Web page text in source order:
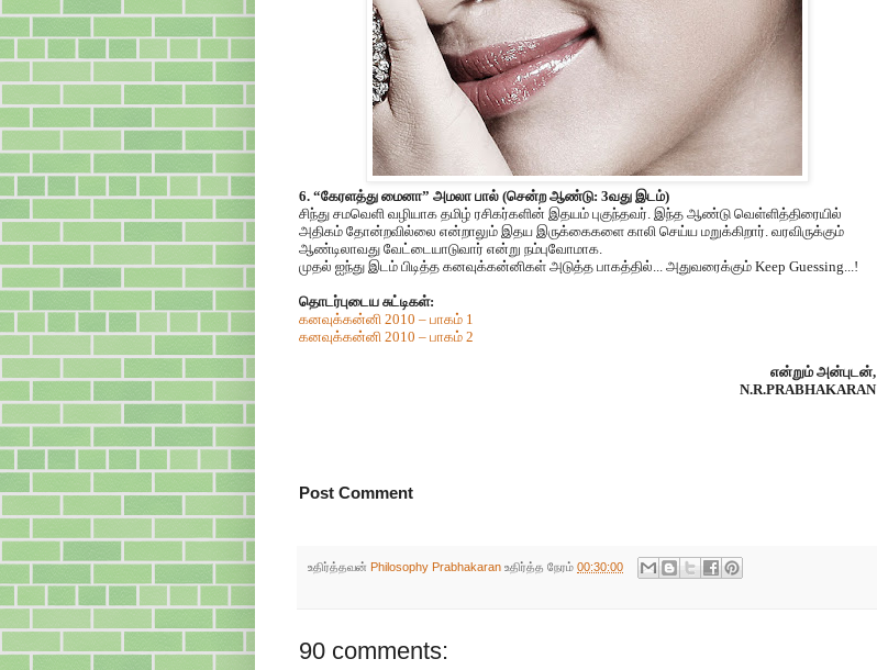
6. “கேரளத்து மைனா” அமலா பால் (சென்ற ஆண்டு: 3வது இடம்)
சிந்து சமவெளி வழியாக தமிழ் ரசிகர்களின் இதயம் புகுந்தவர். இந்த ஆண்டு வெள்ளித்திரையில்
அதிகம் தோன்றவில்லை என்றாலும் இதய இருக்கைகளை காலி செய்ய மறுக்கிறார். வரவிருக்கும்
ஆண்டிலாவது வேட்டையாடுவார் என்று நம்புவோமாக.
முதல் ஐந்து இடம் பிடித்த கனவுக்கன்னிகள் அடுத்த பாகத்தில்... அதுவரைக்கும் Keep Guessing...!
தொடர்புடைய சுட்டிகள்:
கனவுக்கன்னி 2010 – பாகம் 1
கனவுக்கன்னி 2010 – பாகம் 2
என்றும் அன்புடன்,
N.R.PRABHAKARAN
Post Comment
உதிர்த்தவன் Philosophy Prabhakaran உதிர்த்த நேரம் 00:30:00
90 comments: